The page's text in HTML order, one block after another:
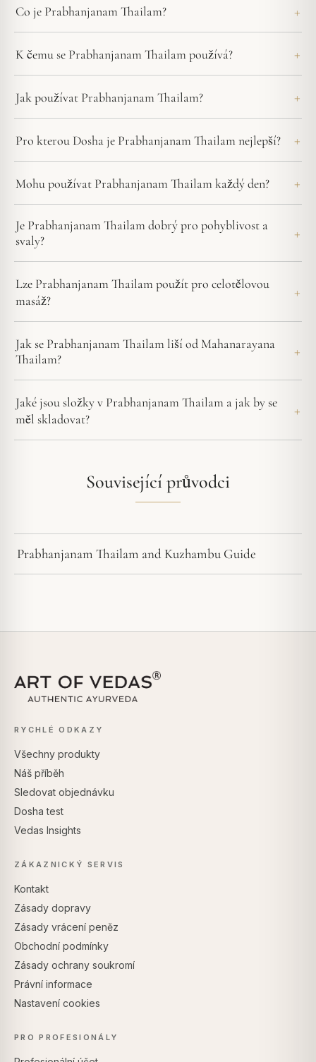
Co je Prabhanjanam Thailam?
K čemu se Prabhanjanam Thailam používá?
Jak používat Prabhanjanam Thailam?
Pro kterou Dosha je Prabhanjanam Thailam nejlepší?
Mohu používat Prabhanjanam Thailam každý den?
Je Prabhanjanam Thailam dobrý pro pohyblivost a
svaly?
Lze Prabhanjanam Thailam použít pro celotělovou
masáž?
Jak se Prabhanjanam Thailam liší od Mahanarayana
Thailam?
Jaké jsou složky v Prabhanjanam Thailam a jak by se
měl skladovat?
Související průvodci
Prabhanjanam Thailam and Kuzhambu Guide
RYCHLÉ ODKAZY
Všechny produkty
Náš příběh
Sledovat objednávku
Dosha test
Vedas Insights
ZÁKAZNICKÝ SERVIS
Kontakt
Zásady dopravy
Zásady vrácení peněz
Obchodní podmínky
Zásady ochrany soukromí
Právní informace
Nastavení cookies
PRO PROFESIONÁLY